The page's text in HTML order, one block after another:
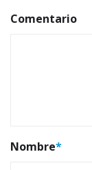
Comentario
Nombre*